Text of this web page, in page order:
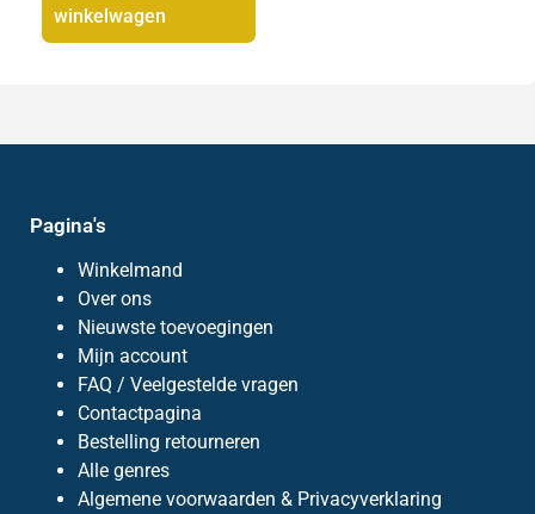
winkelwagen
Pagina's
Winkelmand
Over ons
Nieuwste toevoegingen
Mijn account
FAQ / Veelgestelde vragen
Contactpagina
Bestelling retourneren
Alle genres
Algemene voorwaarden & Privacyverklaring